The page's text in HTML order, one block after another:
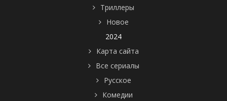
Триллеры
Новое
2024
Карта сайта
Все сериалы
Русское
Комедии